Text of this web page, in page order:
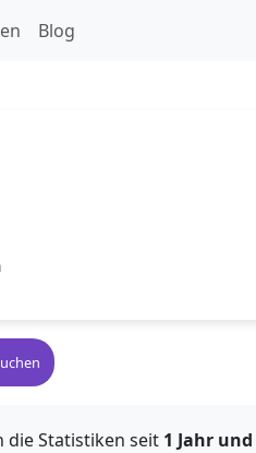
Blog
die Statistiken seit 1 Jahr